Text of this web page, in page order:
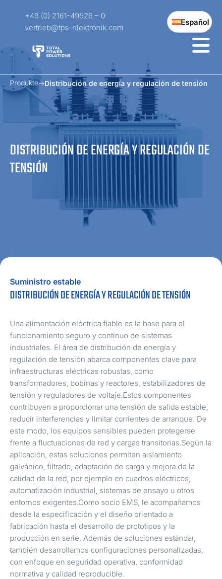
+49 (0) 2161-49526 – 0
vertrieb@tps-elektronik.com
Español
DISTRIBUCIÓN DE ENERGÍA Y REGULACIÓN DE
TENSIÓN
Produkte Distribución de energía y regulación de tensión
Suministro estable
DISTRIBUCIÓN DE ENERGÍA Y REGULACIÓN DE TENSIÓN
Una alimentación eléctrica fiable es la base para el
funcionamiento seguro y continuo de sistemas
industriales. El área de distribución de energía y
regulación de tensión abarca componentes clave para
infraestructuras eléctricas robustas, como
transformadores, bobinas y reactores, estabilizadores de
tensión y reguladores de voltaje.Estos componentes
contribuyen a proporcionar una tensión de salida estable,
reducir interferencias y limitar corrientes de arranque. De
este modo, los equipos sensibles pueden protegerse
frente a fluctuaciones de red y cargas transitorias.Según la
aplicación, estas soluciones permiten aislamiento
galvánico, filtrado, adaptación de carga y mejora de la
calidad de la red, por ejemplo en cuadros eléctricos,
automatización industrial, sistemas de ensayo u otros
entornos exigentes.Como socio EMS, le acompañamos
desde la especificación y el diseño orientado a
fabricación hasta el desarrollo de prototipos y la
producción en serie. Además de soluciones estándar,
también desarrollamos configuraciones personalizadas,
con enfoque en seguridad operativa, conformidad
normativa y calidad reproducible.